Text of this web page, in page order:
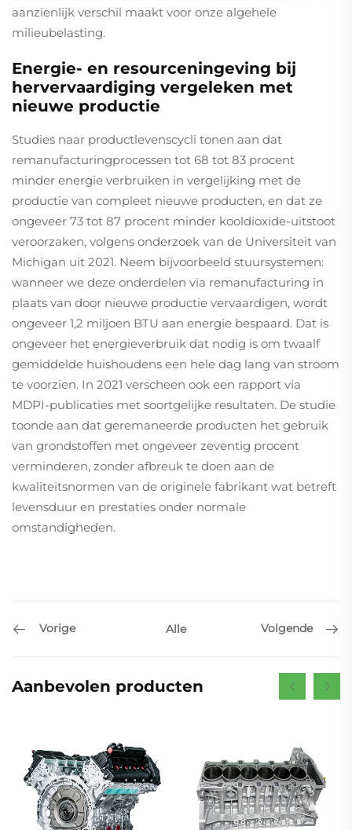
aanzienlijk verschil maakt voor onze algehele
milieubelasting.
Energie- en resourceningeving bij
hervervaardiging vergeleken met
nieuwe productie
Studies naar productlevenscycli tonen aan dat
remanufacturingprocessen tot 68 tot 83 procent
minder energie verbruiken in vergelijking met de
productie van compleet nieuwe producten, en dat ze
ongeveer 73 tot 87 procent minder kooldioxide-uitstoot
veroorzaken, volgens onderzoek van de Universiteit van
Michigan uit 2021. Neem bijvoorbeeld stuursystemen:
wanneer we deze onderdelen via remanufacturing in
plaats van door nieuwe productie vervaardigen, wordt
ongeveer 1,2 miljoen BTU aan energie bespaard. Dat is
ongeveer het energieverbruik dat nodig is om twaalf
gemiddelde huishoudens een hele dag lang van stroom
te voorzien. In 2021 verscheen ook een rapport via
MDPI-publicaties met soortgelijke resultaten. De studie
toonde aan dat geremaneerde producten het gebruik
van grondstoffen met ongeveer zeventig procent
verminderen, zonder afbreuk te doen aan de
kwaliteitsnormen van de originele fabrikant wat betreft
levensduur en prestaties onder normale
omstandigheden.
Vorige Alle Volgende
Aanbevolen producten